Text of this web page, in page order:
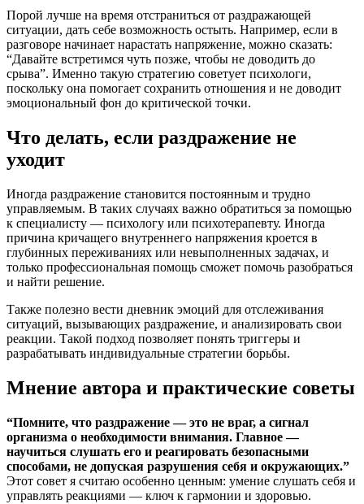
Порой лучше на время отстраниться от раздражающей
ситуации, дать себе возможность остыть. Например, если в
разговоре начинает нарастать напряжение, можно сказать:
“Давайте встретимся чуть позже, чтобы не доводить до
срыва”. Именно такую стратегию советует психологи,
поскольку она помогает сохранить отношения и не доводит
эмоциональный фон до критической точки.
Что делать, если раздражение не
уходит
Иногда раздражение становится постоянным и трудно
управляемым. В таких случаях важно обратиться за помощью
к специалисту — психологу или психотерапевту. Иногда
причина кричащего внутреннего напряжения кроется в
глубинных переживаниях или невыполненных задачах, и
только профессиональная помощь сможет помочь разобраться
и найти решение.
Также полезно вести дневник эмоций для отслеживания
ситуаций, вызывающих раздражение, и анализировать свои
реакции. Такой подход позволяет понять триггеры и
разрабатывать индивидуальные стратегии борьбы.
Мнение автора и практические советы
“Помните, что раздражение — это не враг, а сигнал
организма о необходимости внимания. Главное —
научиться слушать его и реагировать безопасными
способами, не допуская разрушения себя и окружающих.”
Этот совет я считаю особенно ценным: умение слушать себя и
управлять реакциями — ключ к гармонии и здоровью.